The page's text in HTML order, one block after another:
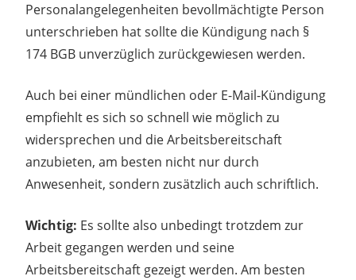
Personalangelegenheiten bevollmächtigte Person
unterschrieben hat sollte die Kündigung nach §
174 BGB unverzüglich zurückgewiesen werden.
Auch bei einer mündlichen oder E-Mail-Kündigung
empfiehlt es sich so schnell wie möglich zu
widersprechen und die Arbeitsbereitschaft
anzubieten, am besten nicht nur durch
Anwesenheit, sondern zusätzlich auch schriftlich.
Wichtig: Es sollte also unbedingt trotzdem zur
Arbeit gegangen werden und seine
Arbeitsbereitschaft gezeigt werden. Am besten